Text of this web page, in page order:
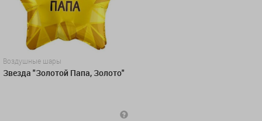
Воздушные шары
Звезда "Золотой Папа, Золото"